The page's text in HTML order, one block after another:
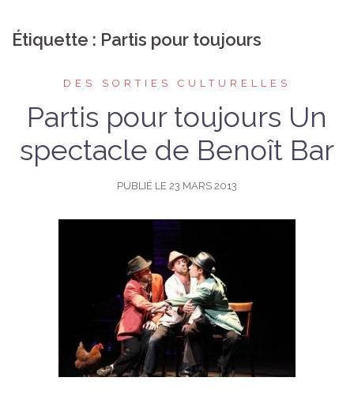
Étiquette : Partis pour toujours
DES SORTIES CULTURELLES
Partis pour toujours Un
spectacle de Benoît Bar
PUBLIÉ LE 23 MARS 2013